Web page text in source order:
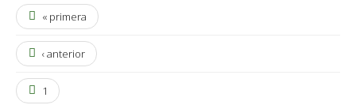
« primera
‹ anterior
1